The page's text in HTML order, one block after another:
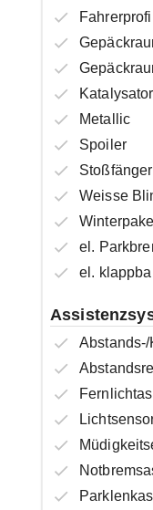
Katalysator
Metallic
Spoiler
Weisse
el.
el.